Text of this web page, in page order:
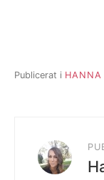
Publicerat i HANNA